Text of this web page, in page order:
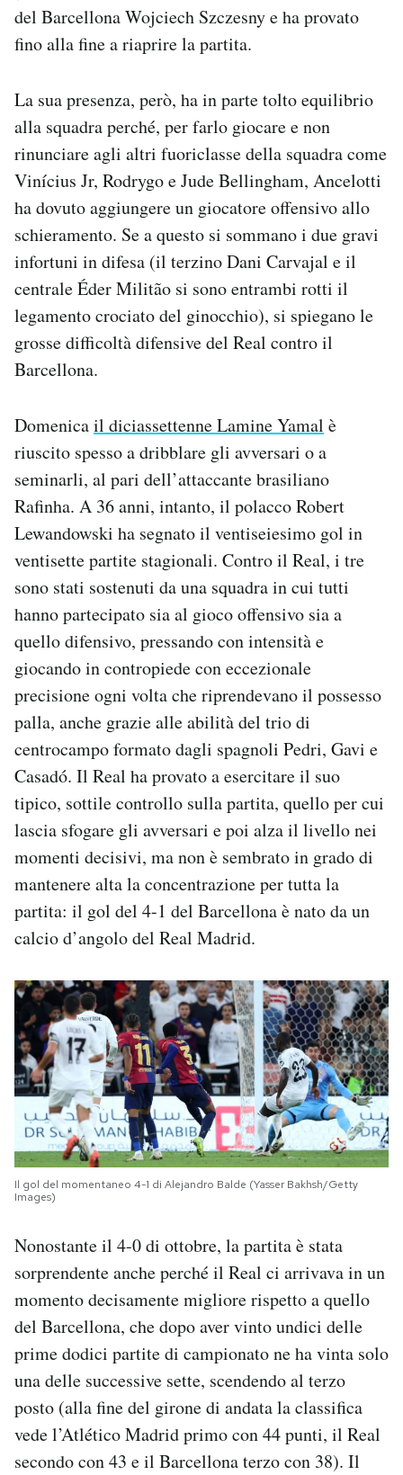
del Barcellona Wojciech Szczesny e ha provato
fino alla fine a riaprire la partita.
La sua presenza, però, ha in parte tolto equilibrio
alla squadra perché, per farlo giocare e non
rinunciare agli altri fuoriclasse della squadra come
Vinícius Jr, Rodrygo e Jude Bellingham, Ancelotti
ha dovuto aggiungere un giocatore offensivo allo
schieramento. Se a questo si sommano i due gravi
infortuni in difesa (il terzino Dani Carvajal e il
centrale Éder Militão si sono entrambi rotti il
legamento crociato del ginocchio), si spiegano le
grosse difficoltà difensive del Real contro il
Barcellona.
Domenicail diciassettenne Lamine Yamal è
riuscito spesso a dribblare gli avversari o a
seminarli, al pari dell’attaccante brasiliano
Rafinha. A 36 anni, intanto, il polacco Robert
Lewandowski ha segnato il ventiseiesimo gol in
ventisette partite stagionali. Contro il Real, i tre
sono stati sostenuti da una squadra in cui tutti
hanno partecipato sia al gioco offensivo sia a
quello difensivo, pressando con intensità e
giocando in contropiede con eccezionale
precisione ogni volta che riprendevano il possesso
palla, anche grazie alle abilità del trio di
centrocampo formato dagli spagnoli Pedri, Gavi e
Casadó. Il Real ha provato a esercitare il suo
tipico, sottile controllo sulla partita, quello per cui
lascia sfogare gli avversari e poi alza il livello nei
momenti decisivi, ma non è sembrato in grado di
mantenere alta la concentrazione per tutta la
partita: il gol del 4-1 del Barcellona è nato da un
calcio d’angolo del Real Madrid.
Il gol del momentaneo 4-1 di Alejandro Balde (Yasser Bakhsh/Getty
Images)
Nonostante il 4-0 di ottobre, la partita è stata
sorprendente anche perché il Real ci arrivava in un
momento decisamente migliore rispetto a quello
del Barcellona, che dopo aver vinto undici delle
prime dodici partite di campionato ne ha vinta solo
una delle successive sette, scendendo al terzo
posto (alla fine del girone di andata la classifica
vede l’Atlético Madrid primo con 44 punti, il Real
secondo con 43 e il Barcellona terzo con 38). Il